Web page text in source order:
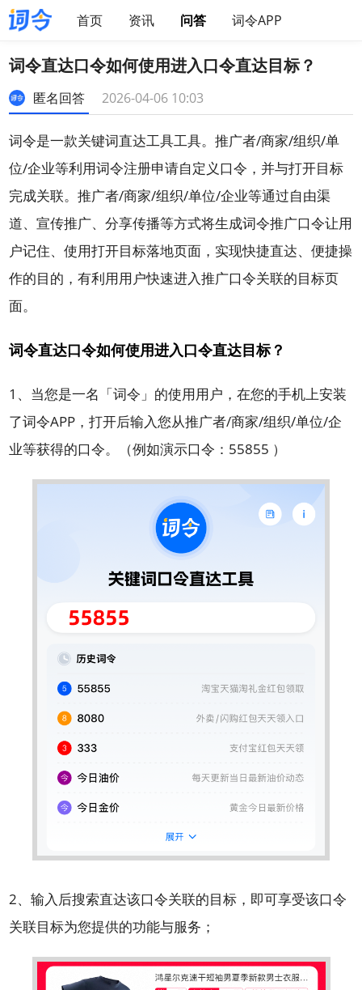
首页 资讯 问答 词令APP
词令直达口令如何使用进入口令直达目标？
匿名回答 2026-04-06 10:03
词令是一款关键词直达工具工具。推广者/商家/组织/单
位/企业等利用词令注册申请自定义口令，并与打开目标
完成关联。推广者/商家/组织/单位/企业等通过自由渠
道、宣传推广、分享传播等方式将生成词令推广口令让用
户记住、使用打开目标落地页面，实现快捷直达、便捷操
作的目的，有利用用户快速进入推广口令关联的目标页
面。
词令直达口令如何使用进入口令直达目标？
1、当您是一名「词令」的使用用户，在您的手机上安装
了词令APP，打开后输入您从推广者/商家/组织/单位/企
业等获得的口令。（例如演示口令：55855 ）
2、输入后搜索直达该口令关联的目标，即可享受该口令
关联目标为您提供的功能与服务；